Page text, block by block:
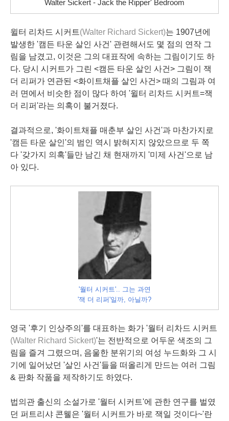
Walter Sickert - Jack the Ripper' Bedroom
윌터 리차드 시커트(Walter Richard Sickert)는 1907년에
발생한 '캠든 타운 살인 사건' 관련해서도 몇 점의 연작 그
림을 남겼고, 이것은 그의 대표작에 속하는 그림이기도 하
다. 당시 시커트가 그린 <캠든 타운 살인 사건> 그림이 잭
더 리퍼가 연관된 <화이트채플 살인 사건> 때의 그림과 여
러 면에서 비슷한 점이 많다 하여 '윌터 리차드 시커트=잭
더 리퍼'라는 의혹이 불거졌다.
결과적으로, '화이트채플 매춘부 살인 사건'과 마찬가지로
'캠든 타운 살인'의 범인 역시 밝혀지지 않았으므로 두 쪽
다 '갖가지 의혹'들만 남긴 채 현재까지 '미제 사건'으로 남
아 있다.
'월터 시커트'.. 그는 과연
'잭 더 리퍼'일까, 아닐까?
영국 '후기 인상주의'를 대표하는 화가 '월터 리차드 시커트
(Walter Richard Sickert)'는 전반적으로 어두운 색조의 그
림을 즐겨 그렸으며, 음울한 분위기의 여성 누드화와 그 시
기에 일어났던 '살인 사건'들을 떠올리게 만드는 여러 그림
& 판화 작품을 제작하기도 하였다.
법의관 출신의 소설가로 '월터 시커트'에 관한 연구를 벌였
던 퍼트리샤 콘웰은 '월터 시커트가 바로 잭일 것이다~'란